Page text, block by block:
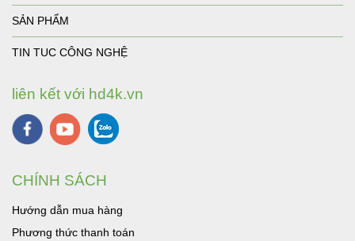
SẢN PHẨM
TIN TUC CÔNG NGHỆ
liên kết với hd4k.vn
CHÍNH SÁCH
Hướng dẫn mua hàng
Phương thức thanh toán